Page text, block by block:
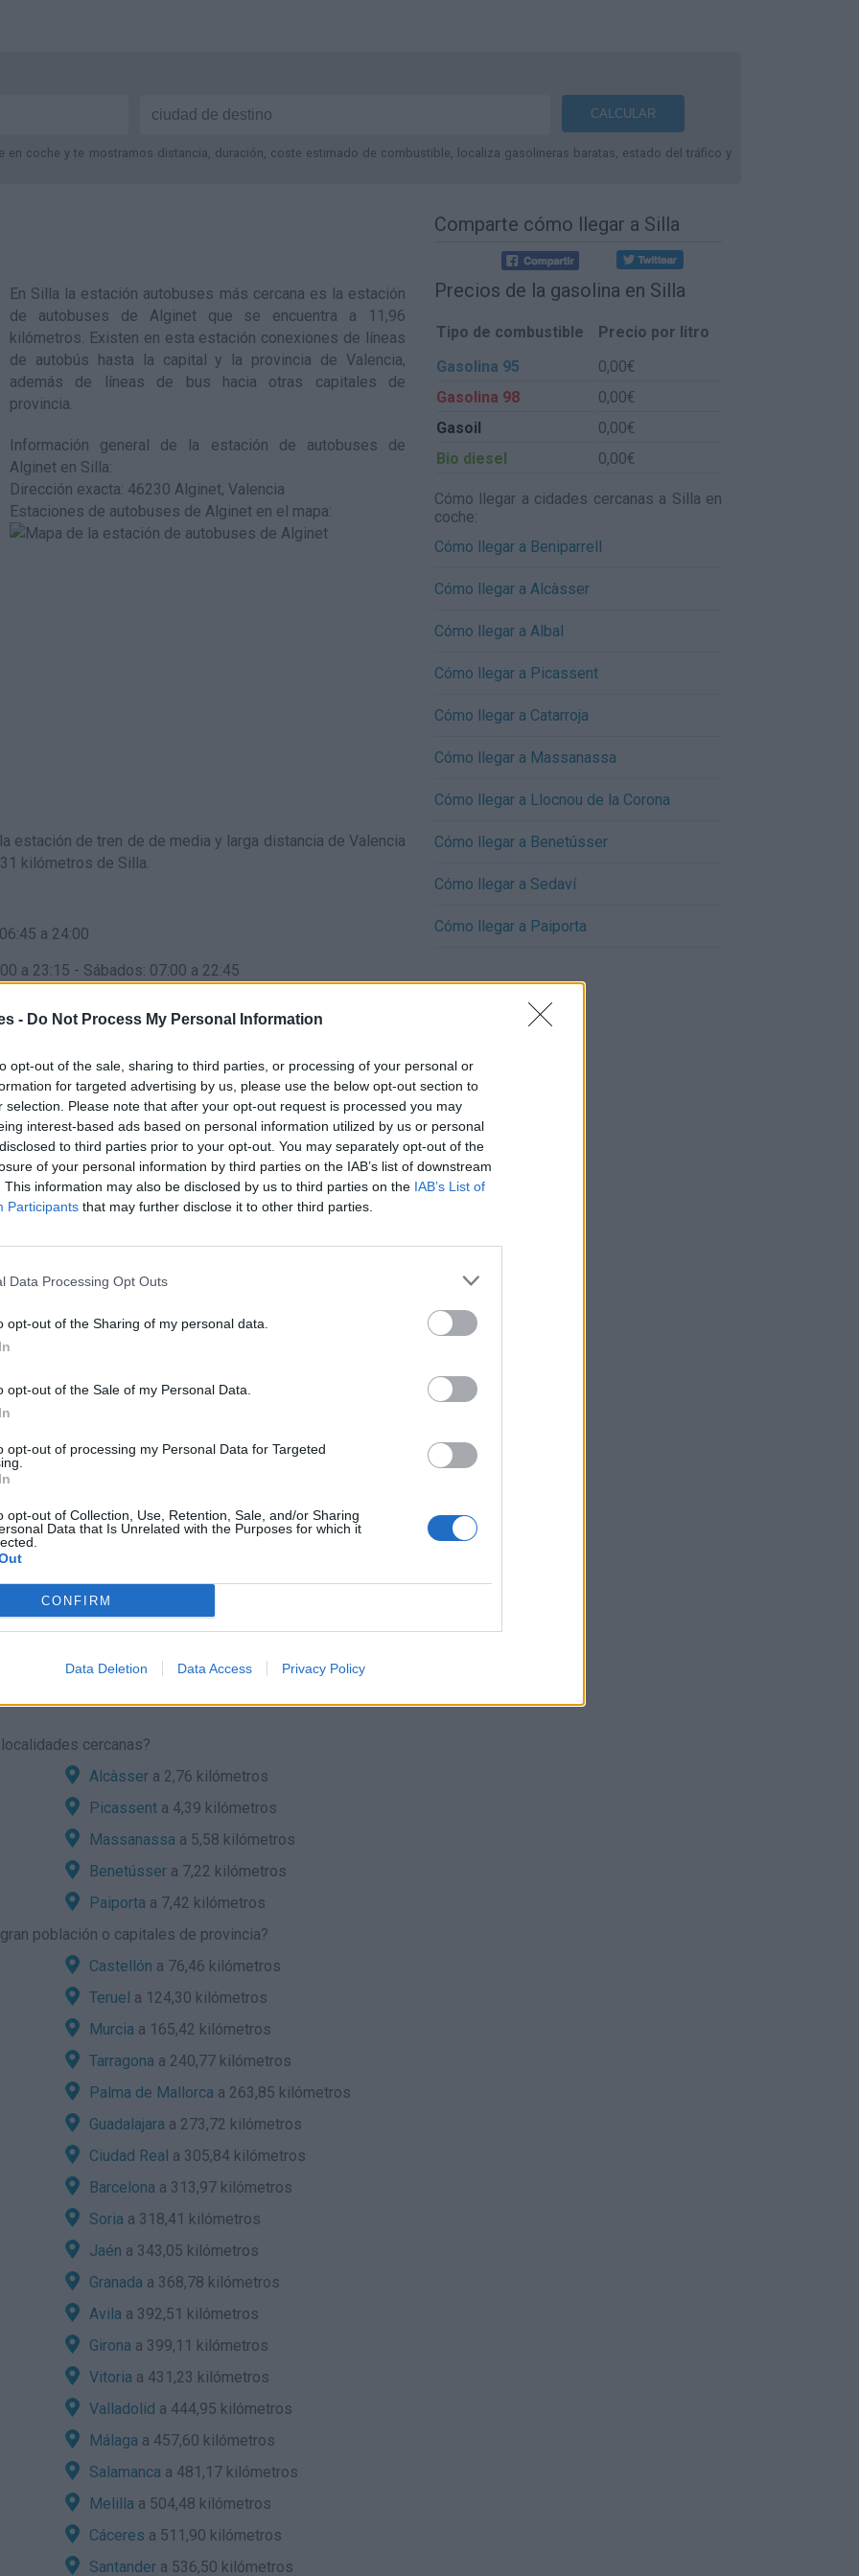
- Do Not Process My Personal Information
opt-out of the sale, sharing to third parties, or processing of your personal or
for targeted advertising by us, please use the below opt-out section to
selection. Please note that after your opt-out request is processed you may
interest-based ads based on personal information utilized by us or personal
to third parties prior to your opt-out. You may separately opt-out of the
of your personal information by third parties on the IAB’s list of downstream
This information may also be disclosed by us to third parties on the IAB’s List of
Participants that may further disclose it to other third parties.
Data Processing Opt Outs
opt-out of the Sharing of my personal data.
opt-out of the Sale of my Personal Data.
opt-out of processing my Personal Data for Targeted
opt-out of Collection, Use, Retention, Sale, and/or Sharing
Data that Is Unrelated with the Purposes for which it
CONFIRM
Data Deletion Data Access Privacy Policy
en coche y te mostramos distancia, duración, coste estimado de combustible, localiza gasolineras baratas, estado del tráfico y
En Silla la estación autobuses más cercana es la estación
de autobuses de Alginetque se encuentra a 11,96
kilómetros. Existen en esta estación conexiones de líneas
de autobús hasta la capital y la provincia de Valencia,
además de líneas de bus hacia otras capitales de
provincia.
Información general de la estación de autobuses de
Alginet en Silla:
Dirección exacta: 46230 Alginet, Valencia
Estaciones de autobuses de Alginet en el mapa:
estación de tren de de media y larga distancia de Valencia
kilómetros de Silla.
a 24:00
a 23:15 - Sábados: 07:00 a 22:45
a 23:15 - Sábados: 07:00 a 22:45
07:05 a 22:10
06:45 a 24:00
- Domingos y Festivos: 07:00 a 22:00
puede: Compra directa de billetes AVE-Larga Distancia y
adquiridos en Internet o Venta Telefónica - Realizar
- Formalización Abonos Tarjeta Plus
móvil con
y con
alta velocidad en el mapa
cercanas?
Alcàssera 2,76 kilómetros
Picassenta 4,39 kilómetros
Massanassa a 5,58 kilómetros
Benetússera 7,22 kilómetros
Paiporta a 7,42 kilómetros
población o capitales de provincia?
Castellón a 76,46 kilómetros
Teruel a 124,30 kilómetros
Murcia a 165,42 kilómetros
Tarragona a 240,77 kilómetros
Palma de Mallorca a 263,85 kilómetros
Guadalajara a 273,72 kilómetros
Ciudad Real a 305,84 kilómetros
Barcelona a 313,97 kilómetros
Soria a 318,41 kilómetros
Jaén a 343,05 kilómetros
Granada a 368,78 kilómetros
Avila a 392,51 kilómetros
Girona a 399,11 kilómetros
Vitoria a 431,23 kilómetros
Valladolid a 444,95 kilómetros
Málaga a 457,60 kilómetros
Salamanca a 481,17 kilómetros
Melilla a 504,48 kilómetros
Cáceres a 511,90 kilómetros
Santandera 536,50 kilómetros
Comparte cómo llegar a Silla
Precios de la gasolina en Silla
Tipo de combustible
Precio por litro
Gasolina 95
0,00€
Gasolina 98
0,00€
Gasoil
0,00€
Bio diesel
0,00€
Cómo llegar a cidades cercanas a Silla en
coche:
Cómo llegar a Beniparrell
Cómo llegar a Alcàsser
Cómo llegar a Albal
Cómo llegar a Picassent
Cómo llegar a Catarroja
Cómo llegar a Massanassa
Cómo llegar a Llocnou de la Corona
Cómo llegar a Benetússer
Cómo llegar a Sedaví
Cómo llegar a Paiporta